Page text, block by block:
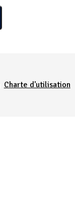
Charte d'utilisation